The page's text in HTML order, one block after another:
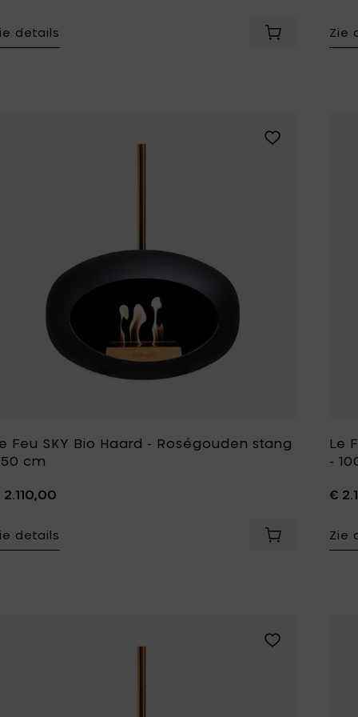
details Voeg Le Feu
Zie
Voeg Le Feu
Feu SKY Bio Haard - Roségouden stang
cm
2.110,00
details Voeg Le Feu
Le
-
€
Zie
Voeg Le Feu